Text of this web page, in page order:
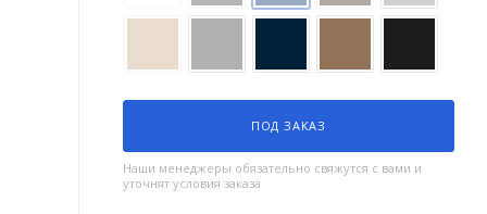
ПОД ЗАКАЗ
Наши менеджеры обязательно свяжутся с вами и
уточнят условия заказа